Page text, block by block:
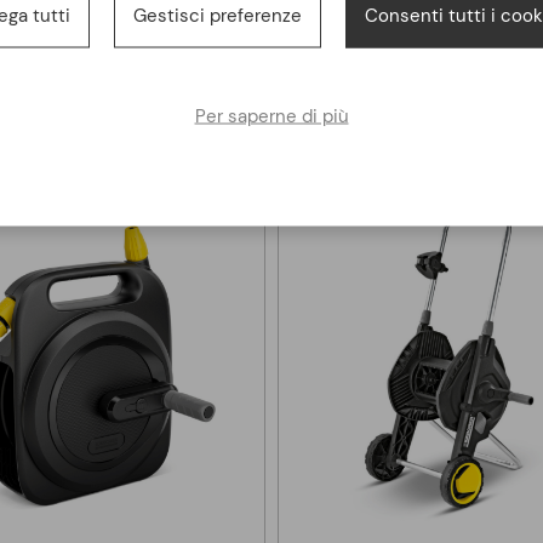
tutti Gestisci preferenze Consenti tutti i
Per saperne di più